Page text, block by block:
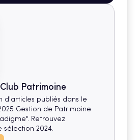
Patrimoine
d'articles publiés dans le
Gestion de Patrimoine
Retrouvez
2024.